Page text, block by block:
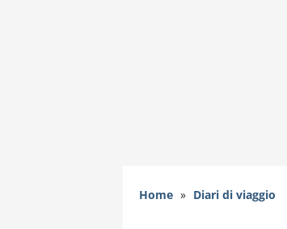
Home » Diari di viaggio